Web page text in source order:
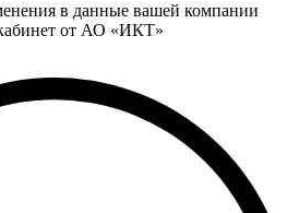
в данные вашей компании
от АО «ИКТ»